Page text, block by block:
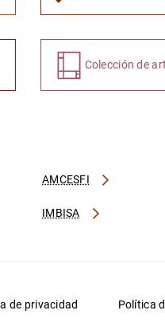
Colección de
AMCESFI
IMBISA
de privacidad Política